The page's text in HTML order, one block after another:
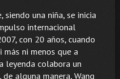
siendo una niña, se inicia
internacional
con 20 años, cuando
ni menos que a
leyenda colabora un
de alguna manera, Wang